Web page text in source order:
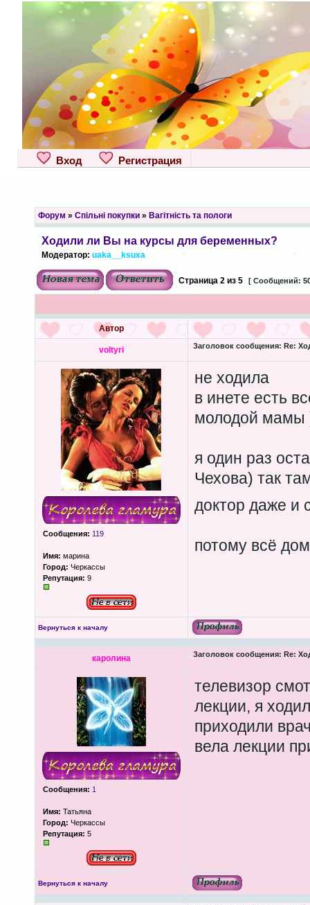
Вход Регистрация
Форум » Спільні покупки» Вагітність та пологи
Ходили ли Вы на курсы для беременных?
Модератор: uaka__ksuxa
Страница 2из 5 [ Сообщений:
Автор
voltyri Заголовок сообщения: Re:
Сообщения: 119
Имя: марина
Город: Черкассы
Репутация: 9
не ходила
в инете есть
молодой мамы
я один раз
Чехова) так
доктор даже и
потому всё
Вернуться к началу
каролина Заголовок сообщения: Re:
Сообщения: 1
Имя: Татьяна
Город: Черкассы
Репутация: 5
телевизор
лекции, я
приходили
вела лекции
Вернуться к началу